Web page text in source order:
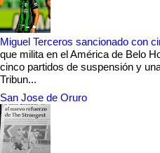
Miguel Terceros sancionado con
que milita en el América de Belo
cinco partidos de suspensión y
Tribun...
San Jose de Oruro